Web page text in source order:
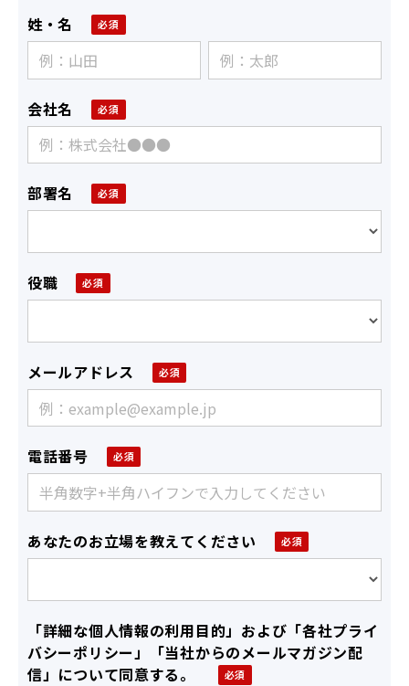
姓・名
会社名
部署名
役職
メールアドレス
電話番号
あなたのお立場を教えてください
「詳細な個人情報の利用目的」および「各社プライ
バシーポリシー」「当社からのメールマガジン配
信」について同意する。